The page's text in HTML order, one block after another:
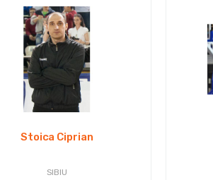
Stoica Ciprian
SIBIU